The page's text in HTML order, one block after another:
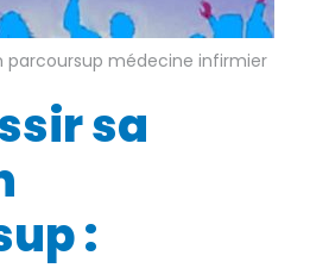
parcoursup médecine infirmier
sa
: